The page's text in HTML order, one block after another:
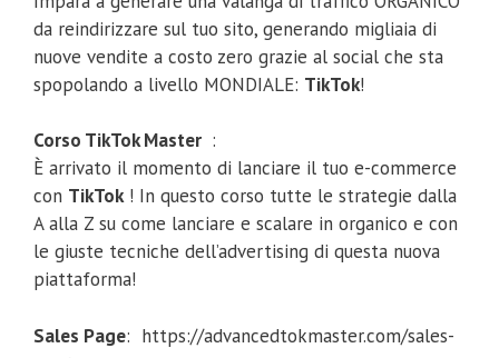
da reindirizzare sul tuo sito, generando migliaia di
nuove vendite a costo zero grazie al social che sta
spopolando a livello MONDIALE: TikTok!
Corso TikTok Master :
È arrivato il momento di lanciare il tuo e-commerce
con TikTok! In questo corso tutte le strategie dalla
A alla Z su come lanciare e scalare in organico e con
le giuste tecniche dell’advertising di questa nuova
piattaforma!
Sales Page: https://advancedtokmaster.com/sales-